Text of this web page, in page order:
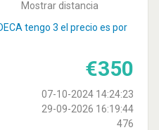
Mostrar distancia
tengo 3 el precio es por
€350
07-10-2024 14:24:23
29-09-2026 16:19:44
476